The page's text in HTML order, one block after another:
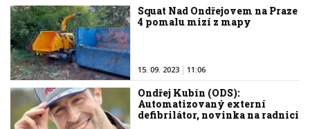
Squat Nad Ondřejovem na Praze
4 pomalu mizí z mapy
15. 09. 2023 11:06
Ondřej Kubín (ODS):
Automatizovaný externí
defibrilátor, novinka na radnici